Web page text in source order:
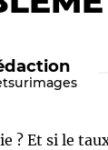
? Et si le